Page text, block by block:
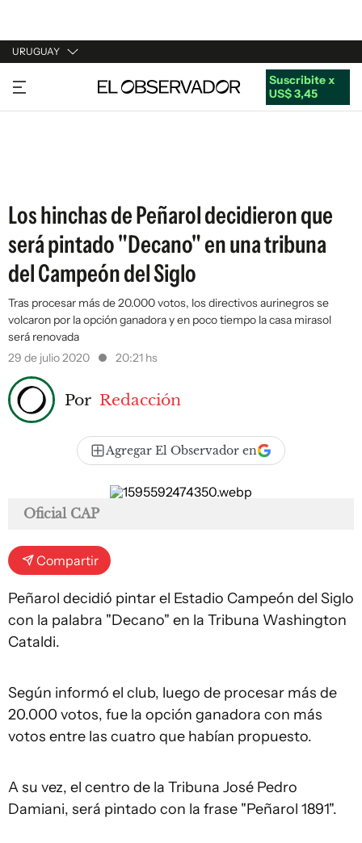
URUGUAY
URUGUAY
ARGENTINA
Suscribite x
US$ 3,45
Los hinchas de Peñarol decidieron que
será pintado "Decano" en una tribuna
del Campeón del Siglo
Tras procesar más de 20.000 votos, los directivos aurinegros se
volcaron por la opción ganadora y en poco tiempo la casa mirasol
será renovada
29 de julio 2020
20:21 hs
Por Redacción
Agregar El Observador en
Oficial CAP
Compartir
Peñarol decidió pintar el Estadio Campeón del Siglo
con la palabra "Decano" en la Tribuna Washington
Cataldi.
Según informó el club, luego de procesar más de
20.000 votos, fue la opción ganadora con más
votos entre las cuatro que habían propuesto.
A su vez, el centro de la Tribuna José Pedro
Damiani, será pintado con la frase "Peñarol 1891".